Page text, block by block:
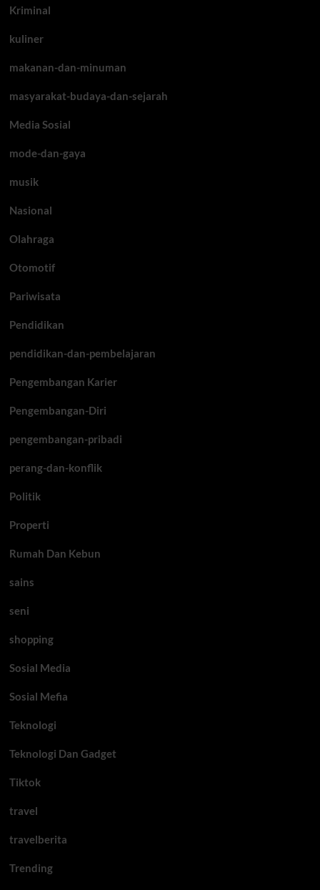
Kriminal
kuliner
makanan-dan-minuman
masyarakat-budaya-dan-sejarah
Media Sosial
mode-dan-gaya
musik
Nasional
Olahraga
Otomotif
Pariwisata
Pendidikan
pendidikan-dan-pembelajaran
Pengembangan Karier
Pengembangan-Diri
pengembangan-pribadi
perang-dan-konflik
Politik
Properti
Rumah Dan Kebun
sains
seni
shopping
Sosial Media
Sosial Mefia
Teknologi
Teknologi Dan Gadget
Tiktok
travel
travelberita
Trending